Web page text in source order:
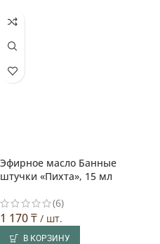
Эфирное масло Банные
штучки «Пихта», 15 мл
(6)
1 170₸ / шт.
В КОРЗИНУ